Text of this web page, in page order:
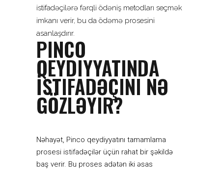
istifadəçilərə fərqli ödəniş metodları seçmək
imkanı verir, bu da ödəmə prosesini
asanlaşdırır.
PINCO
QEYDIYYATINDA
İSTIFADƏÇINI NƏ
GÖZLƏYIR?
Nəhayət, Pinco qeydiyyatını tamamlama
prosesi istifadəçilər üçün rahat bir şəkildə
baş verir. Bu proses adətən iki əsas